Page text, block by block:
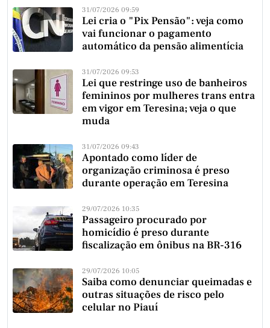
31/07/2026 09:59
Lei cria o "Pix Pensão": veja como
vai funcionar o pagamento
automático da pensão alimentícia
31/07/2026 09:53
Lei que restringe uso de banheiros
femininos por mulheres trans entra
em vigor em Teresina; veja o que
muda
31/07/2026 09:43
Apontado como líder de
organização criminosa é preso
durante operação em Teresina
29/07/2026 10:35
Passageiro procurado por
homicídio é preso durante
fiscalização em ônibus na BR-316
29/07/2026 10:05
Saiba como denunciar queimadas e
outras situações de risco pelo
celular no Piauí